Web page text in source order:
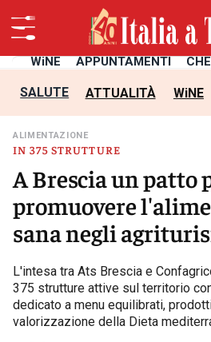
WiNE APPUNTAMENTI
SALUTE ATTUALITÀ WiNE
IN 375 STRUTTURE
ALIMENTAZIONE
A Brescia un patto
promuovere
sana negli
L'intesa tra Ats Brescia e
375 strutture attive sul territorio
dedicato a menu equilibrati,
valorizzazione della Dieta